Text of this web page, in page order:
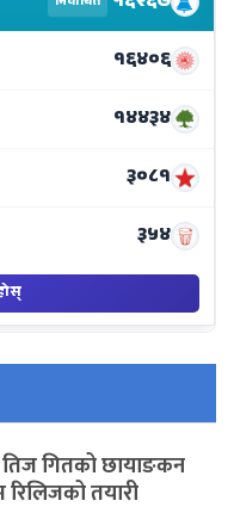
गितको छायाङकन
तयारी